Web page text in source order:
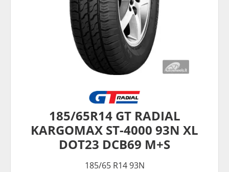
185/65R14 GT RADIAL
KARGOMAX ST-4000 93N XL
DOT23 DCB69 M+S
185/65 R14 93N